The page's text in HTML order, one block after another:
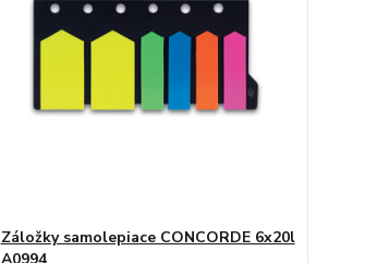
Záložky samolepiace CONCORDE 6x20l